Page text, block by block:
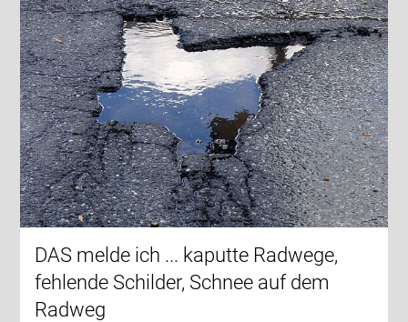
DAS melde ich ... kaputte Radwege,
fehlende Schilder, Schnee auf dem
Radweg